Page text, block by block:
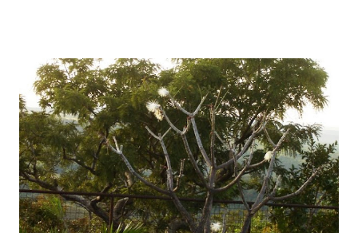
mostrar a polpa. A pele é bem fininha... Cada uma das
frutinhas possui duas sementes, parecendo uma semente dividida.
Duas frutinhas ao lado de um jambo. Essa foto foi feita ontem,
domingo, após a colheita. ----------------------------